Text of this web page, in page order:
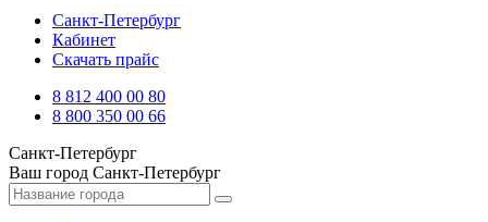
Санкт-Петербург
Кабинет
Скачать прайс
8 812 400 00 80
8 800 350 00 66
Санкт-Петербург
Ваш город Санкт-Петербург